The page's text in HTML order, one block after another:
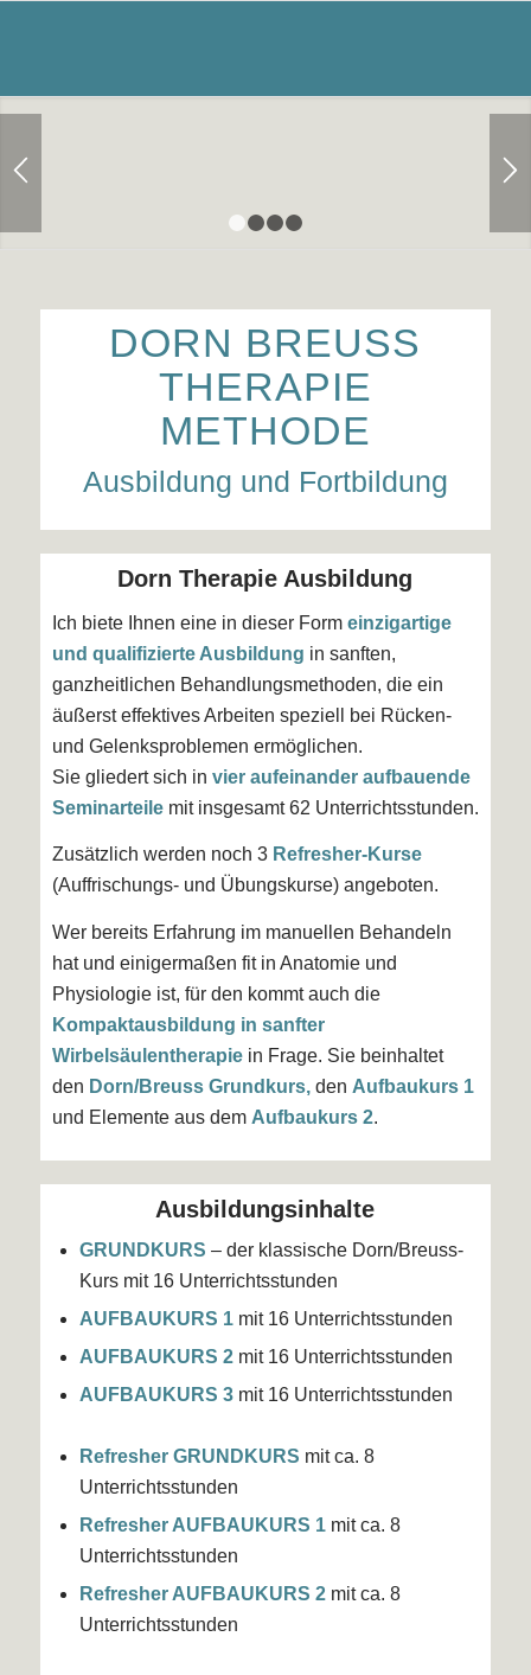
DORN BREUSS
THERAPIE
METHODE
Ausbildung und Fortbildung
Dorn Therapie Ausbildung
Ich biete Ihnen eine in dieser Form einzigartige
und qualifizierte Ausbildung in sanften,
ganzheitlichen Behandlungsmethoden, die ein
äußerst effektives Arbeiten speziell bei Rücken-
und Gelenksproblemen ermöglichen.
Sie gliedert sich in vier aufeinander aufbauende
Seminarteilemit insgesamt 62 Unterrichtsstunden.
Zusätzlich werden noch 3 Refresher-Kurse
(Auffrischungs- und Übungskurse) angeboten.
Wer bereits Erfahrung im manuellen Behandeln
hat und einigermaßen fit in Anatomie und
Physiologie ist, für den kommt auch die
Kompaktausbildung in sanfter
Wirbelsäulentherapiein Frage. Sie beinhaltet
den Dorn/Breuss Grundkurs,den Aufbaukurs 1
und Elemente aus dem Aufbaukurs 2.
Ausbildungsinhalte
GRUNDKURS – der klassische Dorn/Breuss-
Kurs mit 16 Unterrichtsstunden
AUFBAUKURS 1mit 16 Unterrichtsstunden
AUFBAUKURS 2mit 16 Unterrichtsstunden
AUFBAUKURS 3 mit 16 Unterrichtsstunden
Refresher GRUNDKURS mit ca. 8
Unterrichtsstunden
Refresher AUFBAUKURS 1 mit ca. 8
Unterrichtsstunden
Refresher AUFBAUKURS 2 mit ca. 8
Unterrichtsstunden